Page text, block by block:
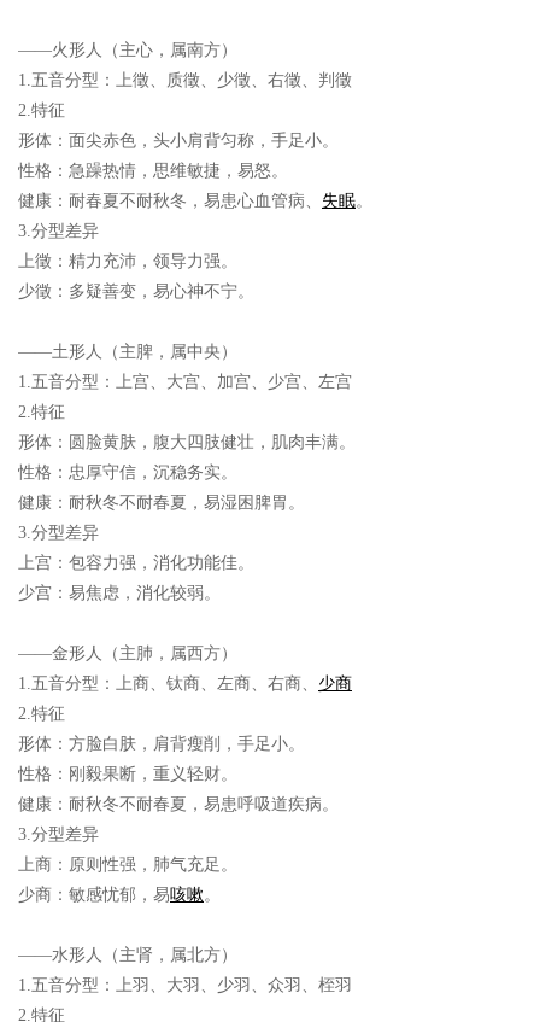
——火形人（主心，属南方）
1.五音分型： 上徵、质徵、少徵、右徵、判徵
2.特征
形体：面尖赤色，头小肩背匀称，手足小。
性格：急躁热情，思维敏捷，易怒。
健康：耐春夏不耐秋冬，易患心血管病、 失眠。
3.分型差异
上徵：精力充沛，领导力强。
少徵：多疑善变，易心神不宁。
——土形人（主脾，属中央）
1.五音分型： 上宫、大宫、加宫、少宫、左宫
2.特征
形体：圆脸黄肤，腹大四肢健壮，肌肉丰满。
性格：忠厚守信，沉稳务实。
健康：耐秋冬不耐春夏，易湿困脾胃。
3.分型差异
上宫：包容力强，消化功能佳。
少宫：易焦虑，消化较弱。
——金形人（主肺，属西方）
1.五音分型： 上商、钛商、左商、右商、 少商
2.特征
形体：方脸白肤，肩背瘦削，手足小。
性格：刚毅果断，重义轻财。
健康：耐秋冬不耐春夏，易患呼吸道疾病。
3.分型差异
上商：原则性强，肺气充足。
少商：敏感忧郁，易咳嗽。
——水形人（主肾，属北方）
1.五音分型： 上羽、大羽、少羽、众羽、桎羽
2.特征